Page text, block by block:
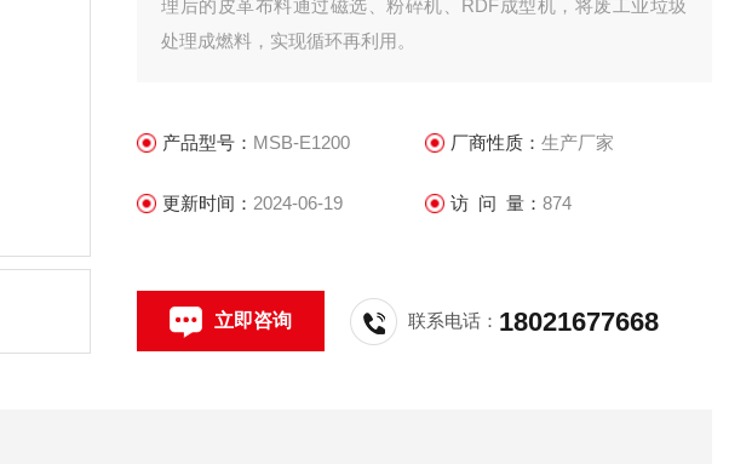
理后的皮革布料通过磁选、粉碎机、RDF成型机，将废工业垃圾
处理成燃料，实现循环再利用。
产品型号： MSB-E1200 厂商性质： 生产厂家
更新时间： 2024-06-19 访 问 量： 874
立即咨询 联系电话： 18021677668